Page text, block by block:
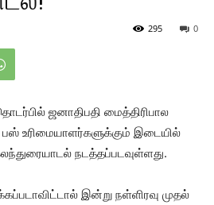
0
295
ஜனாதிபதி மைத்திரிபால
பஸ் உரிமையாளர்களுக்கும் இடையில்
நடத்தப்படவுள்ளது.
இன்று நள்ளிரவு முதல்